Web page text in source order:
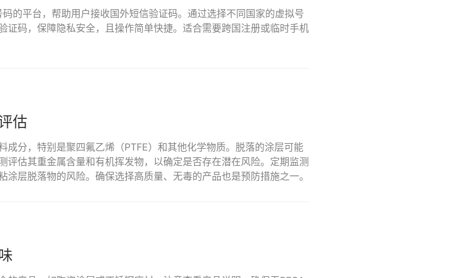
的平台，帮助用户接收国外短信验证码。通过选择不同国家的虚拟号
证码，保障隐私安全，且操作简单快捷。适合需要跨国注册或临时手机
估
成分，特别是聚四氟乙烯（PTFE）和其他化学物质。脱落的涂层可能
评估其重金属含量和有机挥发物，以确定是否存在潜在风险。定期监测
层脱落物的风险。确保选择高质量、无毒的产品也是预防措施之一。